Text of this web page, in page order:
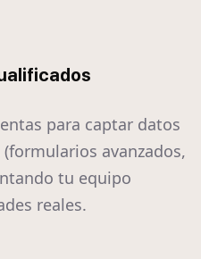
para captar datos
avanzados,
tu equipo
reales.